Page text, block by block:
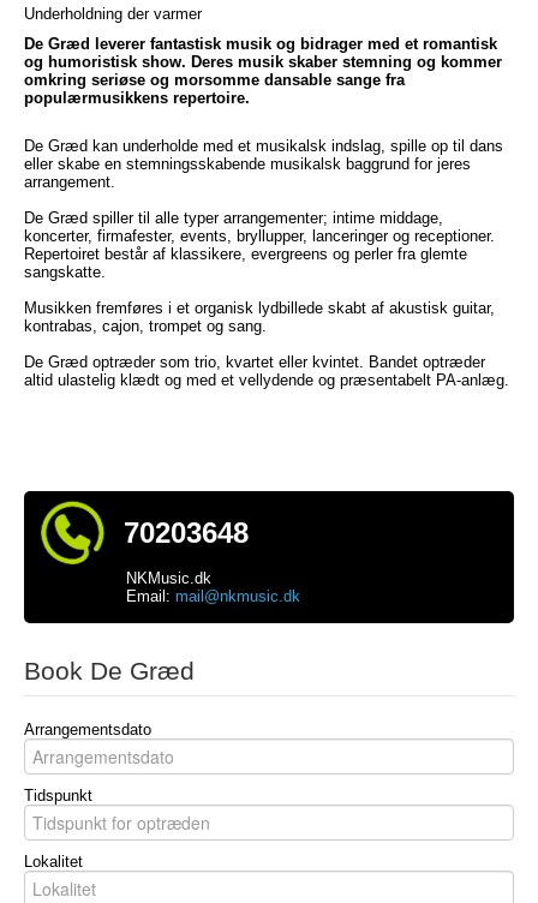
Underholdning der varmer
De Græd leverer fantastisk musik og bidrager med et romantisk
og humoristisk show. Deres musik skaber stemning og kommer
omkring seriøse og morsomme dansable sange fra
populærmusikkens repertoire.
De Græd kan underholde med et musikalsk indslag, spille op til dans
eller skabe en stemningsskabende musikalsk baggrund for jeres
arrangement.
De Græd spiller til alle typer arrangementer; intime middage,
koncerter, firmafester, events, bryllupper, lanceringer og receptioner.
Repertoiret består af klassikere, evergreens og perler fra glemte
sangskatte.
Musikken fremføres i et organisk lydbillede skabt af akustisk guitar,
kontrabas, cajon, trompet og sang.
De Græd optræder som trio, kvartet eller kvintet. Bandet optræder
altid ulastelig klædt og med et vellydende og præsentabelt PA-anlæg.
70203648
NKMusic.dk
Email: mail@nkmusic.dk
Book De Græd
Arrangementsdato
Tidspunkt
Lokalitet